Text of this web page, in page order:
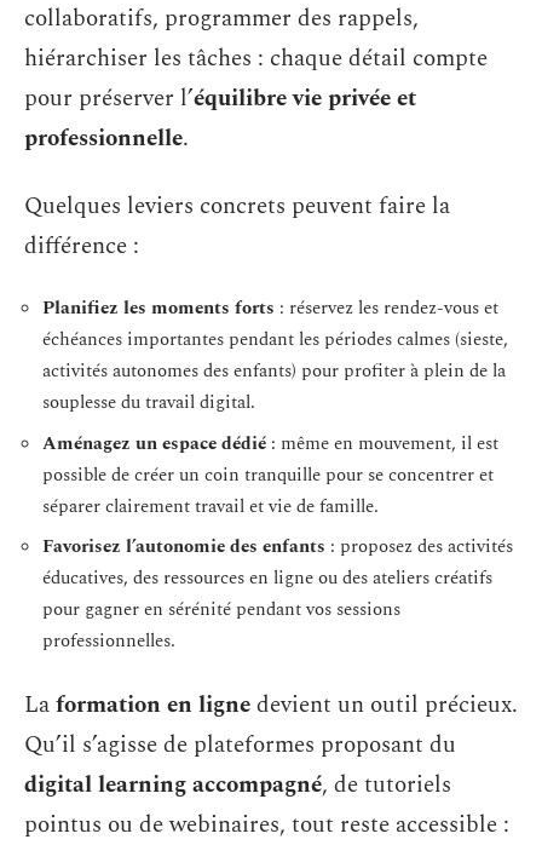
collaboratifs, programmer des rappels,
hiérarchiser les tâches : chaque détail compte
pour préserver l’équilibre vie privée et
professionnelle.
Quelques leviers concrets peuvent faire la
différence :
Planifiez les moments forts : réservez les rendez-vous et
échéances importantes pendant les périodes calmes (sieste,
activités autonomes des enfants) pour profiter à plein de la
souplesse du travail digital.
Aménagez un espace dédié : même en mouvement, il est
possible de créer un coin tranquille pour se concentrer et
séparer clairement travail et vie de famille.
Favorisez l’autonomie des enfants : proposez des activités
éducatives, des ressources en ligne ou des ateliers créatifs
pour gagner en sérénité pendant vos sessions
professionnelles.
Laformation en lignedevient un outil précieux.
Qu’il s’agisse de plateformes proposant du
digital learning accompagné, de tutoriels
pointus ou de webinaires, tout reste accessible :